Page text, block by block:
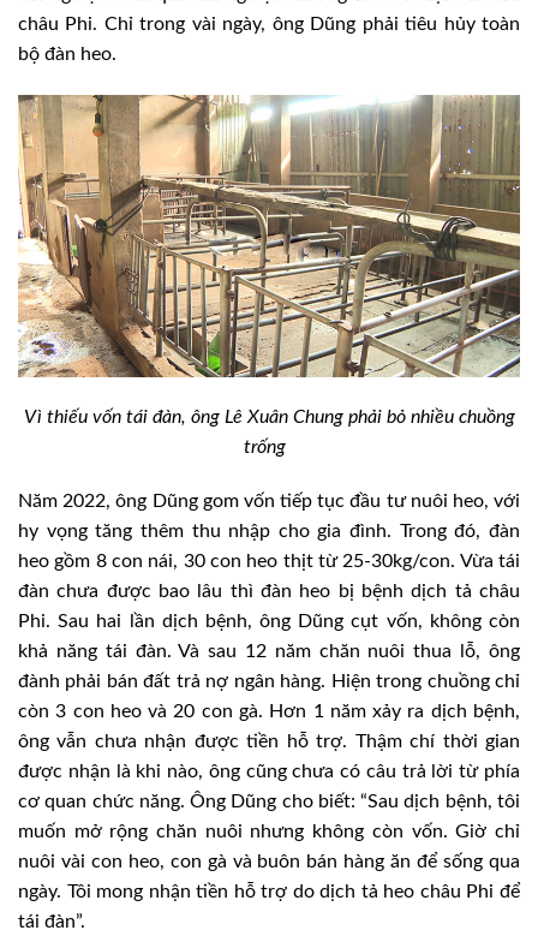
châu Phi. Chỉ trong vài ngày, ông Dũng phải tiêu hủy toàn
bộ đàn heo.
Vì thiếu vốn tái đàn, ông Lê Xuân Chung phải bỏ nhiều chuồng
trống
Năm 2022, ông Dũng gom vốn tiếp tục đầu tư nuôi heo, với
hy vọng tăng thêm thu nhập cho gia đình. Trong đó, đàn
heo gồm 8 con nái, 30 con heo thịt từ 25-30kg/con. Vừa tái
đàn chưa được bao lâu thì đàn heo bị bệnh dịch tả châu
Phi. Sau hai lần dịch bệnh, ông Dũng cụt vốn, không còn
khả năng tái đàn. Và sau 12 năm chăn nuôi thua lỗ, ông
đành phải bán đất trả nợ ngân hàng. Hiện trong chuồng chỉ
còn 3 con heo và 20 con gà. Hơn 1 năm xảy ra dịch bệnh,
ông vẫn chưa nhận được tiền hỗ trợ. Thậm chí thời gian
được nhận là khi nào, ông cũng chưa có câu trả lời từ phía
cơ quan chức năng. Ông Dũng cho biết: “Sau dịch bệnh, tôi
muốn mở rộng chăn nuôi nhưng không còn vốn. Giờ chỉ
nuôi vài con heo, con gà và buôn bán hàng ăn để sống qua
ngày. Tôi mong nhận tiền hỗ trợ do dịch tả heo châu Phi để
tái đàn”.